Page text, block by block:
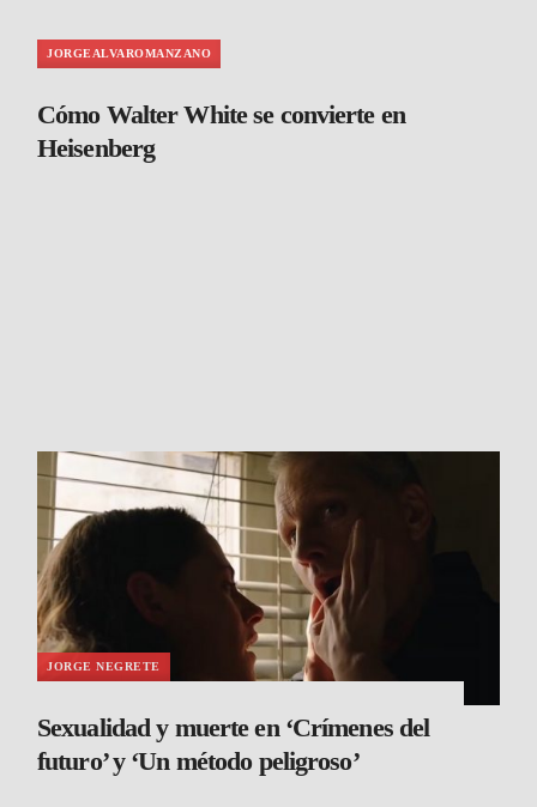
JORGEALVAROMANZANO
Cómo Walter White se convierte en
Heisenberg
JORGE NEGRETE
Sexualidad y muerte en ‘Crímenes del
futuro’ y ‘Un método peligroso’